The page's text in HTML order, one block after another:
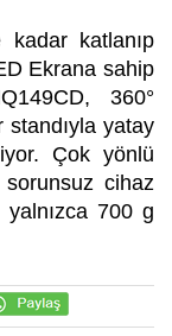
katlanıp
Ekrana sahip
360°
yatay
Çok yönlü
cihaz
700 g